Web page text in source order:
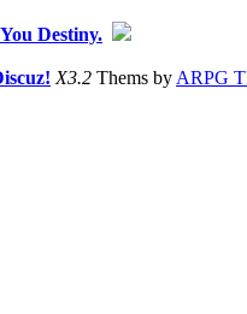
Destiny.
X3.2 Thems by ARPG